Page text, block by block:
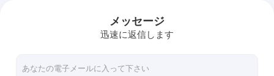
メッセージ
迅速に返信します